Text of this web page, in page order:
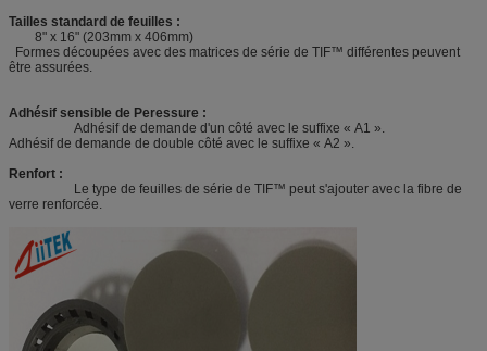
Tailles standard de feuilles :
8" x 16" (203mm x 406mm)
Formes découpées avec des matrices de série de TIF™ différentes peuvent
être assurées.
Adhésif sensible de Peressure :
Adhésif de demande d'un côté avec le suffixe « A1 ».
Adhésif de demande de double côté avec le suffixe « A2 ».
Renfort :
Le type de feuilles de série de TIF™ peut s'ajouter avec la fibre de
verre renforcée.